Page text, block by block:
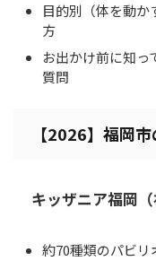
目的別（体を動
方
お出かけ前に知っ
質問
【2026】福岡
キッザニア福岡（
約70種類のパビ